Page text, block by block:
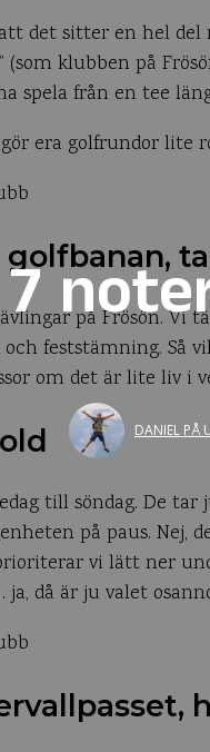
7
DANIEL PÅ
det sitter en hel del
(som klubben på
spela från en tee
era golfrundor lite
på Frösön. Vi
feststämning. Så
om det är lite liv i
till söndag. De
på paus.
vi lätt ner
då är ju valet